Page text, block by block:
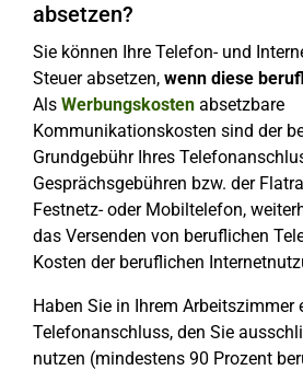
absetzen?
Sie können Ihre Telefon- und
Steuer absetzen, wenn diese
Als Werbungskosten absetzbare
Kommunikationskosten sind der
Grundgebühr Ihres
Gesprächsgebühren bzw. der
Festnetz- oder Mobiltelefon,
das Versenden von beruflichen
Kosten der beruflichen
Haben Sie in Ihrem Arbeitszimmer
Telefonanschluss, den Sie
nutzen (mindestens 90 Prozent